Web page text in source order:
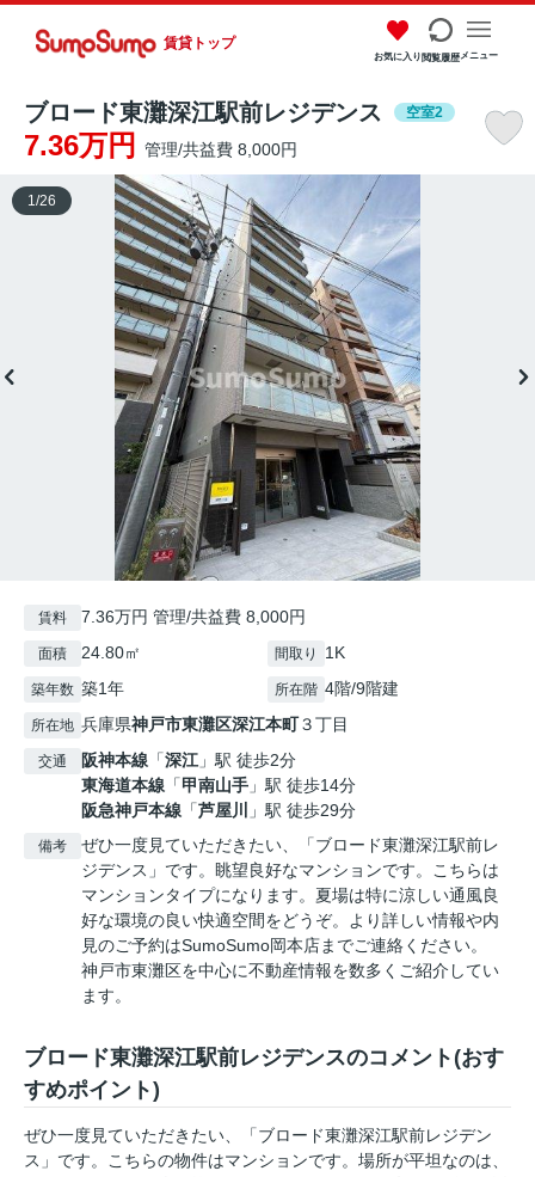
賃貸トップ
お気に入り閲覧履歴メニュー
ブロード東灘深江駅前レジデンス 空室2
7.36万円 管理/共益費 8,000円
1 /26
賃料 7.36万円 管理/共益費 8,000円
面積 24.80㎡ 間取り 1K
築年数 築1年 所在階 4階/9階建
所在地 兵庫県神戸市東灘区深江本町３丁目
交通 阪神本線 「深江 」駅 徒歩2分
東海道本線 「甲南山手 」駅 徒歩14分
阪急神戸本線 「芦屋川 」駅 徒歩29分
備考
ぜひ一度見ていただきたい、「ブロード東灘深江駅前レ
ジデンス」です。眺望良好なマンションです。こちらは
マンションタイプになります。夏場は特に涼しい通風良
好な環境の良い快適空間をどうぞ。より詳しい情報や内
見のご予約はSumoSumo岡本店までご連絡ください。
神戸市東灘区を中心に不動産情報を数多くご紹介してい
ます。
ブロード東灘深江駅前レジデンスのコメント(おす
すめポイント)
ぜひ一度見ていただきたい、「ブロード東灘深江駅前レジデン
ス」です。こちらの物件はマンションです。場所が平坦なのは、